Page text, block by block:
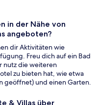
in der Nähe von
angeboten?
dir Aktivitäten wie
Freu dich auf ein Bad
nutz die weiteren
zu bieten hat, wie etwa
geöffnet) und einen Garten.
& Villas über